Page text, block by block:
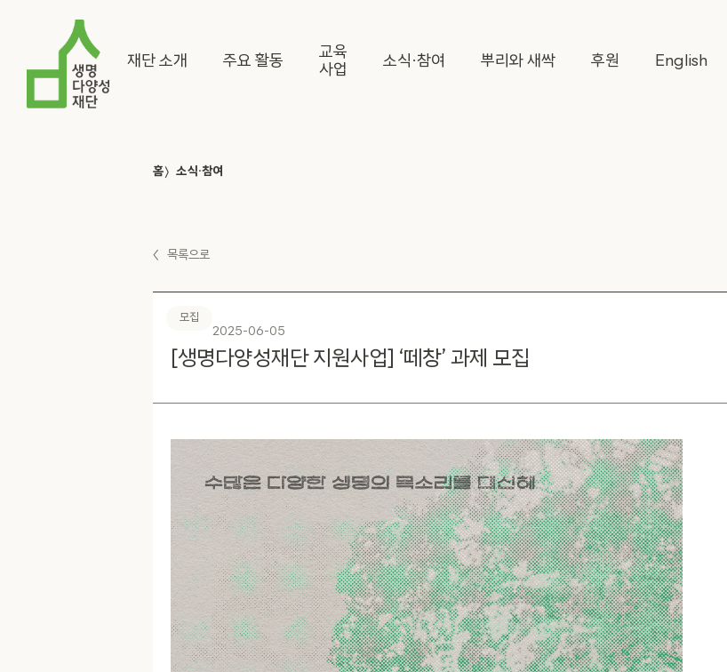
재단 소개 주요 활동
교육
사업
소식·참여 뿌리와 새싹 후원 English
홈〉소식·참여
〈 목록으로
모집
2025-06-05
[생명다양성재단 지원사업] ‘떼창’ 과제 모집